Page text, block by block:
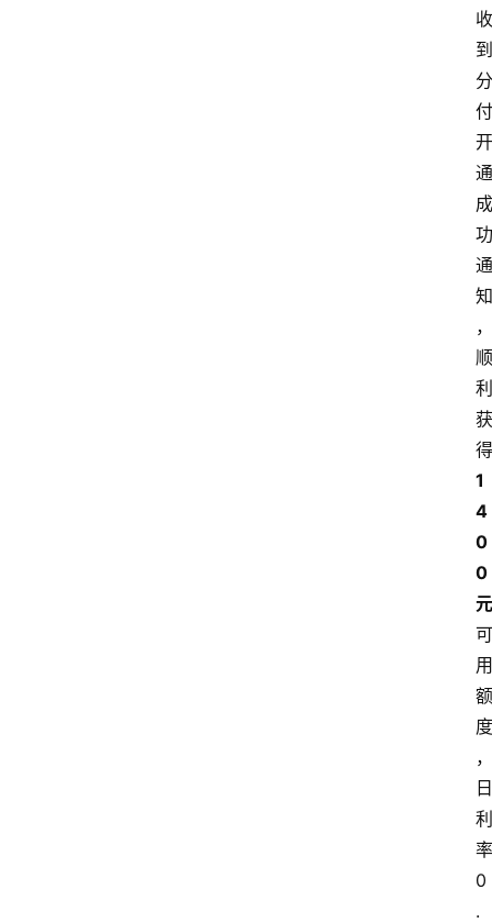
收
到
分
付
开
通
成
功
通
知
，
顺
利
获
得
1
4
0
0
元
可
用
额
度
，
日
利
率
0
.